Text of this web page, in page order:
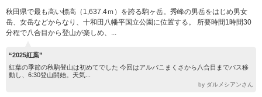
秋田県で最も高い標高（1,637.4ｍ）を誇る駒ヶ岳。秀峰の男岳をはじめ男女
岳、女岳などからなり、十和田八幡平国立公園に位置する。 所要時間1時間30
分程で八合目から登山が楽しめ、...
“2025紅葉”
紅葉の季節の秋駒登山は初めてでした 今回はアルパこまくさから八合目までバス移
動し、6:30登山開始。天気...
by ダルメシアンさん